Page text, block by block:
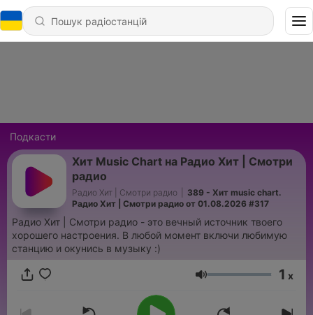
Подкасти
Хит Music Chart на Радио Хит | Смотри
радио
Радио Хит | Смотри радио
389 - Хит music chart.
Радио Хит | Смотри радио от 01.08.2026 #317
Радио Хит | Смотри радио - это вечный источник твоего
хорошего настроения. В любой момент включи любимую
станцию и окунись в музыку :)
Гучність 1 x